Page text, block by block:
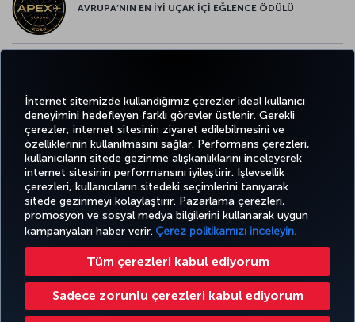
İnternet sitemizde kullandığımız çerezler ideal kullanıcı
deneyimini hedefleyen farklı görevler üstlenir. Gerekli
çerezler, internet sitesinin ziyaret edilebilmesini ve
özelliklerinin kullanılmasını sağlar. Performans çerezleri,
kullanıcıların sitede gezinme alışkanlıklarını inceleyerek
internet sitesinin performansını iyileştirir. İşlevsellik
çerezleri, kullanıcıların sitedeki seçimlerini tanıyarak
sitede gezinmeyi kolaylaştırır. Pazarlama çerezleri,
promosyon ve sosyal medya bilgilerini kullanarak uygun
kampanyaları haber verir. Çerez politikamızı inceleyin.
Tüm çerezleri kabul ediyorum
Sadece zorunlu çerezleri kabul ediyorum
AVRUPA’NIN EN İYİ UÇAK İÇİ EĞLENCE ÖDÜLÜ
TwitterFacebook
Instagram
YoutubeLinkedIn
TiktokBlogPinterest
BİLET
AL VE
YÖNET
DENEYİM
FIRSATLAR
VE UÇUŞ
NOKTALARI
YARDIM MILES&SMILES
Bilgi Toplumu Hizmetleri Erişilebilirlik Gizlilik ve Çerez Politikası Yasal Uyarı Yolcu Hakları
Çerez Ayarlarını Değiştir